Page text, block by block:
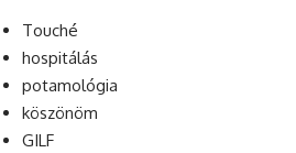
Touché
hospitálás
potamológia
köszönöm
GILF